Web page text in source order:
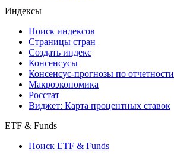
Индексы
Поиск индексов
Страницы стран
Создать индекс
Консенсусы
Консенсус-прогнозы по отчетности
Макроэкономика
Росстат
Виджет: Карта процентных ставок
ETF & Funds
Поиск ETF & Funds